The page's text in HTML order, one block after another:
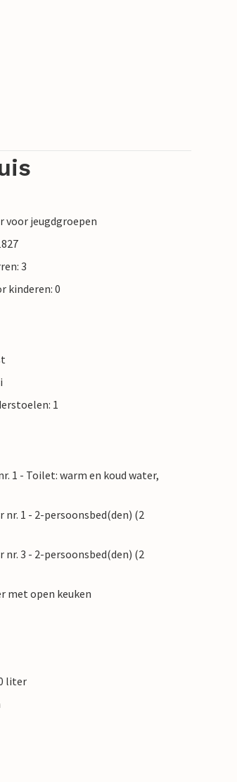
voor jeugdgroepen
3
kinderen: 0
1
1 - Toilet: warm en koud water,
nr. 1 - 2-persoonsbed(den) (2
nr. 3 - 2-persoonsbed(den) (2
met open keuken
liter